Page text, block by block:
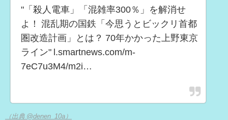
"「殺人電車」「混雑率300％」を解消せ
よ！ 混乱期の国鉄「今思うとビックリ首都
圏改造計画」とは？ 70年かかった上野東京
ライン" l.smartnews.com/m-
7eC7u3M4/m2i…
（出典 @denen_10a）